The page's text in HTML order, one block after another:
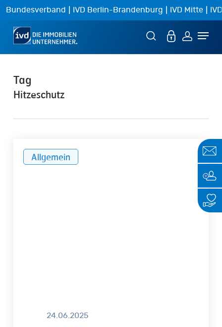
Skip
main
Bundesverband | IVD Berlin-Brandenburg | IVD Mitte |
Tag
Hitzeschutz
Service:Allgemein
24.06.2025